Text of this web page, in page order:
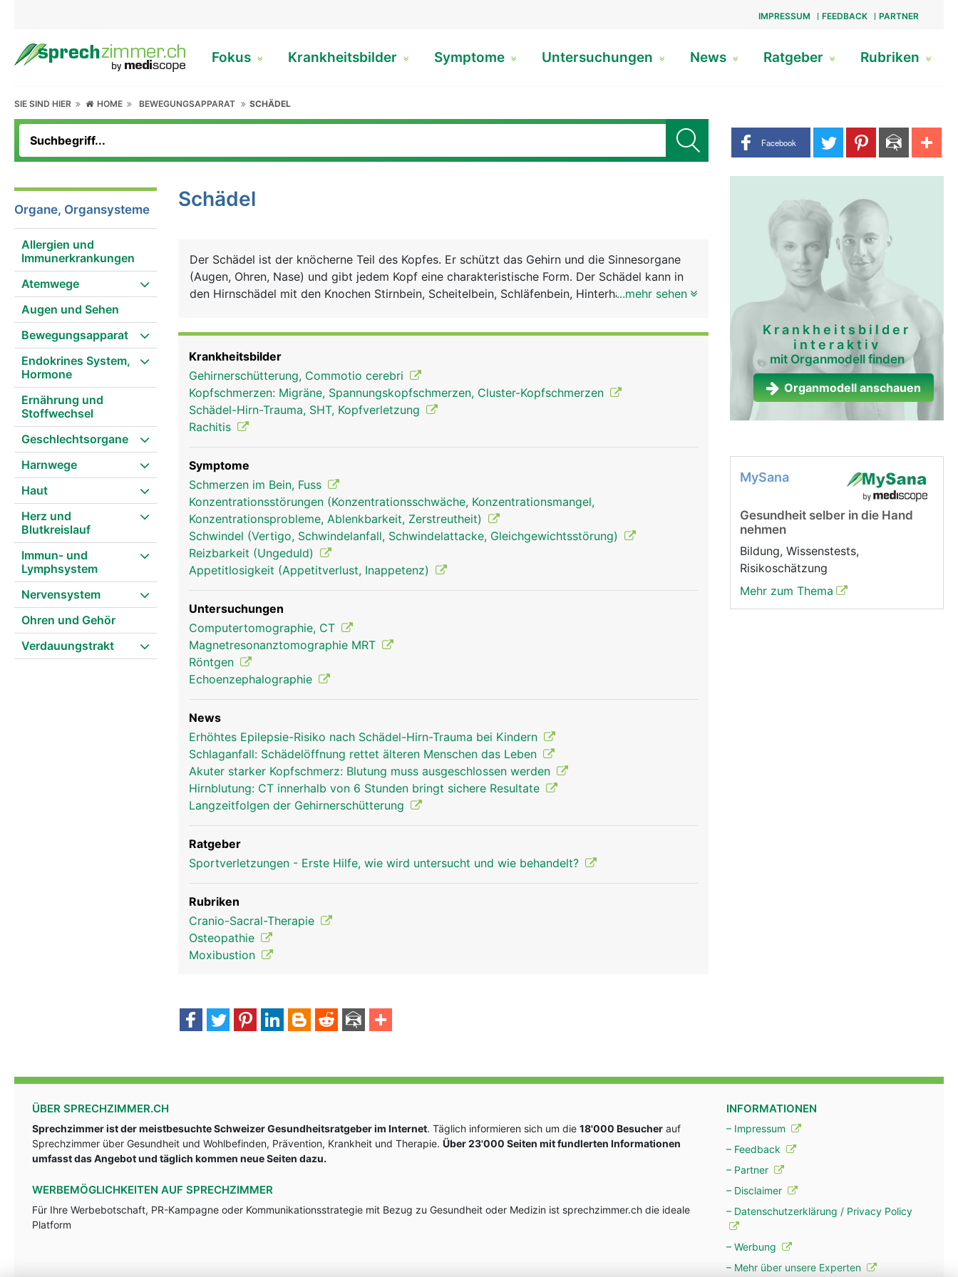
IMPRESSUM FEEDBACK PARTNER
Fokus Krankheitsbilder Symptome Untersuchungen News Ratgeber Rubriken
SIE SIND HIER HOME BEWEGUNGSAPPARAT SCHÄDEL
Share buttons
Facebook
Organe, Organsysteme
Allergien und
Immunerkrankungen
Atemwege
Augen und Sehen
Bewegungsapparat
Endokrines System,
Hormone
Ernährung und
Stoffwechsel
Geschlechtsorgane
Harnwege
Haut
Herz und
Blutkreislauf
Immun- und
Lymphsystem
Nervensystem
Ohren und Gehör
Verdauungstrakt
Schädel
Der Schädel ist der knöcherne Teil des Kopfes. Er schützt das Gehirn und die Sinnesorgane
(Augen, Ohren, Nase) und gibt jedem Kopf eine charakteristische Form. Der Schädel kann in
den Hirnschädel mit den Knochen Stirnbein, Scheitelbein, Schläfenbein, Hinterhauptbein und
Schädel Frau
...mehr sehen
Krankheitsbilder
Gehirnerschütterung, Commotio cerebri
Kopfschmerzen: Migräne, Spannungskopfschmerzen, Cluster-Kopfschmerzen
Schädel-Hirn-Trauma, SHT, Kopfverletzung
Rachitis
Symptome
Schmerzen im Bein, Fuss
Konzentrationsstörungen (Konzentrationsschwäche, Konzentrationsmangel,
Konzentrationsprobleme, Ablenkbarkeit, Zerstreutheit)
Schwindel (Vertigo, Schwindelanfall, Schwindelattacke, Gleichgewichtsstörung)
Reizbarkeit (Ungeduld)
Appetitlosigkeit (Appetitverlust, Inappetenz)
Untersuchungen
Computertomographie, CT
Magnetresonanztomographie MRT
Röntgen
Echoenzephalographie
News
Erhöhtes Epilepsie-Risiko nach Schädel-Hirn-Trauma bei Kindern
Schlaganfall: Schädelöffnung rettet älteren Menschen das Leben
Akuter starker Kopfschmerz: Blutung muss ausgeschlossen werden
Hirnblutung: CT innerhalb von 6 Stunden bringt sichere Resultate
Langzeitfolgen der Gehirnerschütterung
Ratgeber
Sportverletzungen - Erste Hilfe, wie wird untersucht und wie behandelt?
Rubriken
Cranio-Sacral-Therapie
Osteopathie
Moxibustion
Krankheitsbilder
interaktiv
mit Organmodell finden
Organmodell anschauen
MySana
Gesundheit selber in die Hand
nehmen
Bildung, Wissenstests,
Risikoschätzung
Mehr zum Thema
ÜBER SPRECHZIMMER.CH
Sprechzimmer ist der meistbesuchte Schweizer Gesundheitsratgeber im Internet. Täglich informieren sich um die 18'000 Besucher auf
Sprechzimmer über Gesundheit und Wohlbefinden, Prävention, Krankheit und Therapie. Über 23'000 Seiten mit fundlerten Informationen
umfasst das Angebot und täglich kommen neue Seiten dazu.
WERBEMÖGLICHKEITEN AUF SPRECHZIMMER
Für Ihre Werbebotschaft, PR-Kampagne oder Kommunikationsstrategie mit Bezug zu Gesundheit oder Medizin ist sprechzimmer.ch die ideale
Platform
INFORMATIONEN
– Impressum
– Feedback
– Partner
– Disclaimer
– Datenschutzerklärung / Privacy Policy
– Werbung
– Mehr über unsere Experten